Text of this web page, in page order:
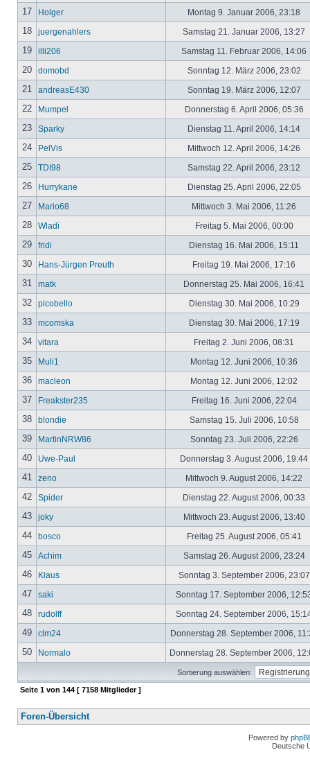
17 Holger Montag 9. Januar 2006, 23:18
18 juergenahlers Samstag 21. Januar 2006, 13:27
19 illi206 Samstag 11. Februar 2006, 14:06
20 domobd Sonntag 12. März 2006, 23:02
21 andreasE430 Sonntag 19. März 2006, 12:07
22 Mumpel Donnerstag 6. April 2006, 05:36
23 Sparky Dienstag 11. April 2006, 14:14
24 PelVis Mittwoch 12. April 2006, 14:26
25 TDI98 Samstag 22. April 2006, 23:12
26 Hurrykane Dienstag 25. April 2006, 22:05
27 Mario68 Mittwoch 3. Mai 2006, 11:26
28 Wladi Freitag 5. Mai 2006, 00:00
29 fridi Dienstag 16. Mai 2006, 15:11
30 Hans-Jürgen Preuth Freitag 19. Mai 2006, 17:16
31 matk Donnerstag 25. Mai 2006, 16:41
32 picobello Dienstag 30. Mai 2006, 10:29
33 mcomska Dienstag 30. Mai 2006, 17:19
34 vitara Freitag 2. Juni 2006, 08:31
35 Muli1 Montag 12. Juni 2006, 10:36
36 macleon Montag 12. Juni 2006, 12:02
37 Freakster235 Freitag 16. Juni 2006, 22:04
38 blondie Samstag 15. Juli 2006, 10:58
39 MartinNRW86 Sonntag 23. Juli 2006, 22:26
40 Uwe-Paul Donnerstag 3. August 2006, 19:44
41 zeno Mittwoch 9. August 2006, 14:22
42 Spider Dienstag 22. August 2006, 00:33
43 joky Mittwoch 23. August 2006, 13:40
44 bosco Freitag 25. August 2006, 05:41
45 Achim Samstag 26. August 2006, 23:24
46 Klaus Sonntag 3. September 2006,
47 saki Sonntag 17. September 2006,
48 rudolff Sonntag 24. September 2006,
49 clm24 Donnerstag 28. September 2006,
50 Normalo Donnerstag 28. September 2006,
Sortierung auswählen:
Seite 1 von 144 [ 7158 Mitglieder ]
Foren-Übersicht
Powered by
Deutsche